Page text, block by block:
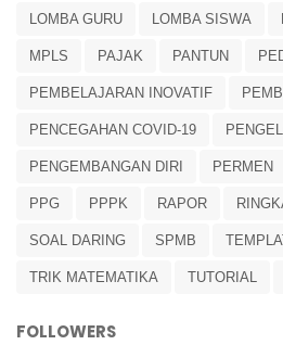
LOMBA GURU LOMBA SISWA
MPLS PAJAK PANTUN
PEMBELAJARAN INOVATIF
PENCEGAHAN COVID-19
PENGEMBANGAN DIRI PERMEN
PPG PPPK RAPOR
SOAL DARING SPMB
TRIK MATEMATIKA TUTORIAL
FOLLOWERS